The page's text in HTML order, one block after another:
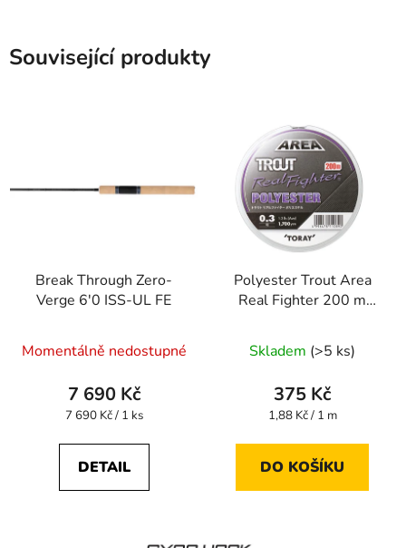
Související produkty
Break Through Zero-
Verge 6'0 ISS-UL FE
Momentálně nedostupné
7 690 Kč
Měrná
7 690 Kč / 1 ks
DETAIL
Polyester Trout Area
Real Fighter 200 m
Skladem (>5 ks)
375 Kč
Měrná
1,88 Kč / 1 m
DO KOŠÍKU